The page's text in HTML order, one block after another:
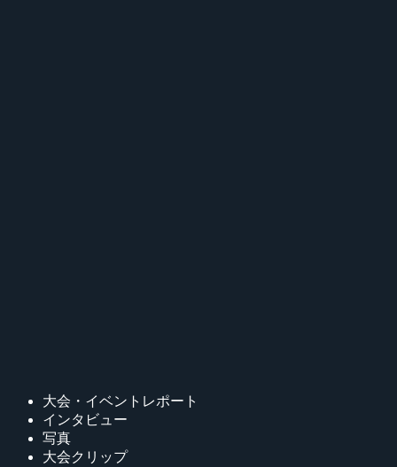
大会・イベントレポート
インタビュー
写真
大会クリップ